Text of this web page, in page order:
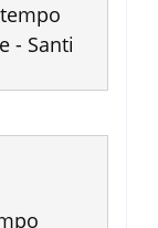
- Santi